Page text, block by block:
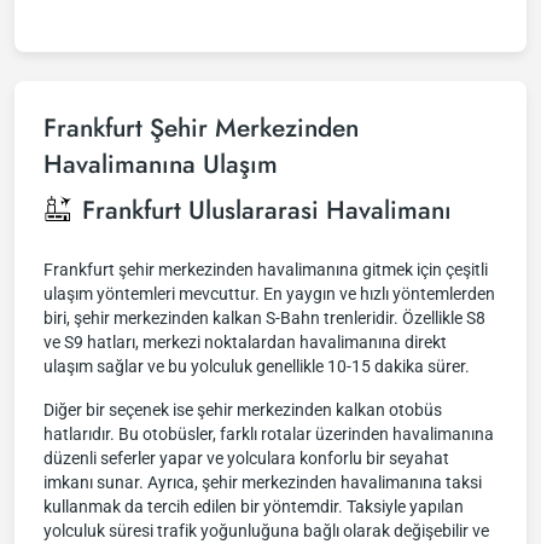
Frankfurt Şehir Merkezinden
Havalimanına Ulaşım
Frankfurt Uluslararasi Havalimanı
Frankfurt şehir merkezinden havalimanına gitmek için çeşitli
ulaşım yöntemleri mevcuttur. En yaygın ve hızlı yöntemlerden
biri, şehir merkezinden kalkan S-Bahn trenleridir. Özellikle S8
ve S9 hatları, merkezi noktalardan havalimanına direkt
ulaşım sağlar ve bu yolculuk genellikle 10-15 dakika sürer.
Diğer bir seçenek ise şehir merkezinden kalkan otobüs
hatlarıdır. Bu otobüsler, farklı rotalar üzerinden havalimanına
düzenli seferler yapar ve yolculara konforlu bir seyahat
imkanı sunar. Ayrıca, şehir merkezinden havalimanına taksi
kullanmak da tercih edilen bir yöntemdir. Taksiyle yapılan
yolculuk süresi trafik yoğunluğuna bağlı olarak değişebilir ve